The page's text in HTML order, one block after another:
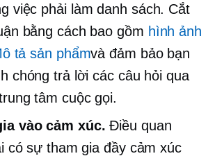
việc phải làm danh sách. Cắt
bằng cách bao gồm hình ảnh
tả sản phẩmvà đảm bảo bạn
chóng trả lời các câu hỏi qua
tâm cuộc gọi.
vào cảm xúc. Điều quan
có sự tham gia đầy cảm xúc